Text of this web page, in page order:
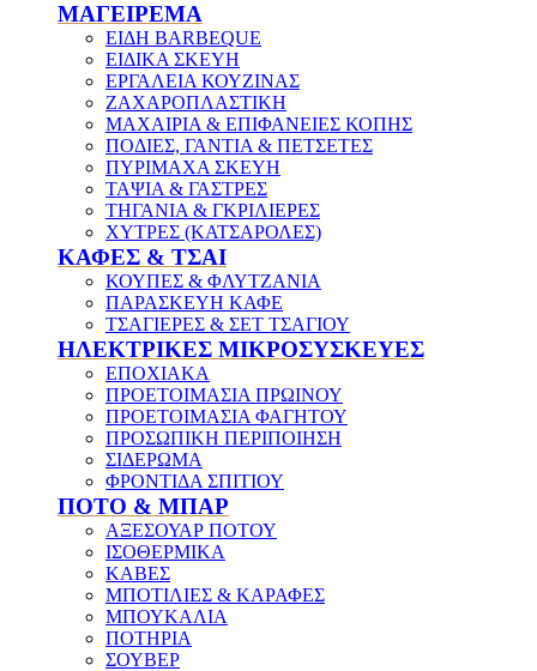
ΜΑΓΕΙΡΕΜΑ
ΕΙΔΗ BARBEQUE
ΕΙΔΙΚΑ ΣΚΕΥΗ
ΕΡΓΑΛΕΙΑ ΚΟΥΖΙΝΑΣ
ΖΑΧΑΡΟΠΛΑΣΤΙΚΗ
ΜΑΧΑΙΡΙΑ & ΕΠΙΦΑΝΕΙΕΣ ΚΟΠΗΣ
ΠΟΔΙΕΣ, ΓΑΝΤΙΑ & ΠΕΤΣΕΤΕΣ
ΠΥΡΙΜΑΧΑ ΣΚΕΥΗ
ΤΑΨΙΑ & ΓΑΣΤΡΕΣ
ΤΗΓΑΝΙΑ & ΓΚΡΙΛΙΕΡΕΣ
ΧΥΤΡΕΣ (ΚΑΤΣΑΡΟΛΕΣ)
ΚΑΦΕΣ & ΤΣΑΙ
ΚΟΥΠΕΣ & ΦΛΥΤΖΑΝΙΑ
ΠΑΡΑΣΚΕΥΗ ΚΑΦΕ
ΤΣΑΓΙΕΡΕΣ & ΣΕΤ ΤΣΑΓΙΟΥ
ΗΛΕΚΤΡΙΚΕΣ ΜΙΚΡΟΣΥΣΚΕΥΕΣ
ΕΠΟΧΙΑΚΑ
ΠΡΟΕΤΟΙΜΑΣΙΑ ΠΡΩΙΝΟΥ
ΠΡΟΕΤΟΙΜΑΣΙΑ ΦΑΓΗΤΟΥ
ΠΡΟΣΩΠΙΚΗ ΠΕΡΙΠΟΙΗΣΗ
ΣΙΔΕΡΩΜΑ
ΦΡΟΝΤΙΔΑ ΣΠΙΤΙΟΥ
ΠΟΤΟ & ΜΠΑΡ
ΑΞΕΣΟΥΑΡ ΠΟΤΟΥ
ΙΣΟΘΕΡΜΙΚΑ
ΚΑΒΕΣ
ΜΠΟΤΙΛΙΕΣ & ΚΑΡΑΦΕΣ
ΜΠΟΥΚΑΛΙΑ
ΠΟΤΗΡΙΑ
ΣΟΥΒΕΡ